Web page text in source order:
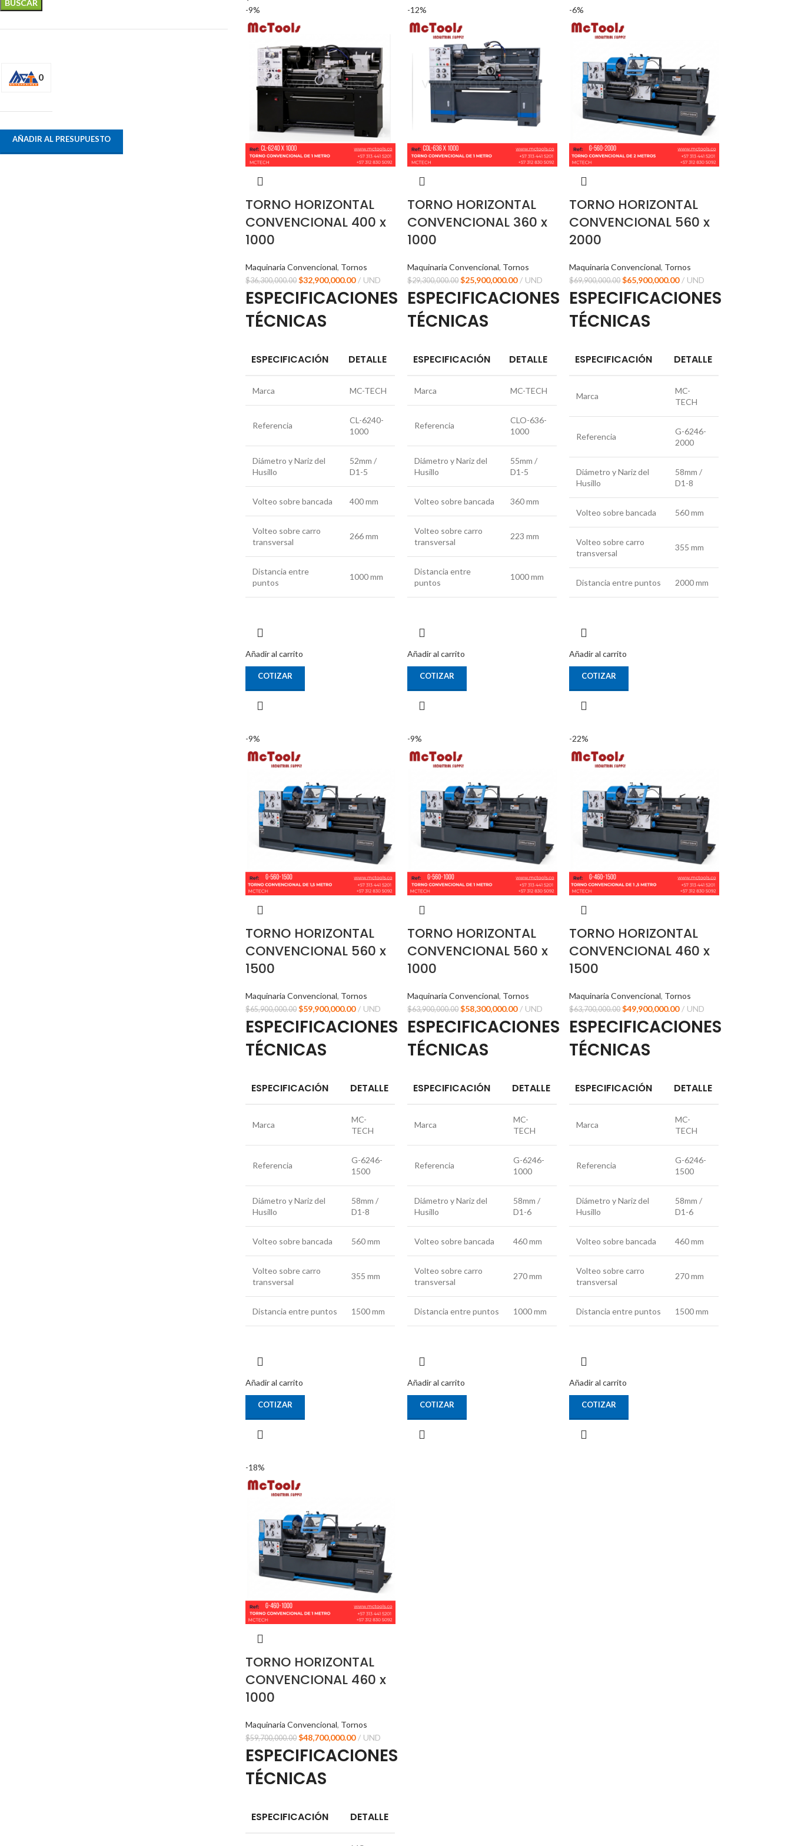
BUSCAR
0
AÑADIR AL PRESUPUESTO
-9%
TORNO HORIZONTAL
CONVENCIONAL 400 x
1000
Maquinaria Convencional, Tornos
$36,300,000.00 $32,900,000.00 UND
ESPECIFICACIONES
TÉCNICAS
ESPECIFICACIÓN DETALLE
Marca MC-TECH
Referencia
CL-6240-
1000
Diámetro y Nariz del
Husillo
52mm /
D1-5
Volteo sobre bancada 400 mm
Volteo sobre carro
transversal
266 mm
Distancia entre
puntos
1000 mm
Añadir al carrito
COTIZAR
-12%
TORNO HORIZONTAL
CONVENCIONAL 360 x
1000
Maquinaria Convencional, Tornos
$29,300,000.00 $25,900,000.00 UND
ESPECIFICACIONES
TÉCNICAS
ESPECIFICACIÓN DETALLE
Marca MC-TECH
Referencia
CLO-636-
1000
Diámetro y Nariz del
Husillo
55mm /
D1-5
Volteo sobre bancada 360 mm
Volteo sobre carro
transversal
223 mm
Distancia entre
puntos
1000 mm
Añadir al carrito
COTIZAR
-6%
TORNO HORIZONTAL
CONVENCIONAL 560 x
2000
Maquinaria Convencional, Tornos
$69,900,000.00 $65,900,000.00 UND
ESPECIFICACIONES
TÉCNICAS
ESPECIFICACIÓN DETALLE
Marca
MC-
TECH
Referencia
G-6246-
2000
Diámetro y Nariz del
Husillo
58mm /
D1-8
Volteo sobre bancada 560 mm
Volteo sobre carro
transversal
355 mm
Distancia entre puntos 2000 mm
Añadir al carrito
COTIZAR
-9%
TORNO HORIZONTAL
CONVENCIONAL 560 x
1500
Maquinaria Convencional, Tornos
$65,900,000.00 $59,900,000.00 UND
ESPECIFICACIONES
TÉCNICAS
ESPECIFICACIÓN DETALLE
Marca
MC-
TECH
Referencia
G-6246-
1500
Diámetro y Nariz del
Husillo
58mm /
D1-8
Volteo sobre bancada 560 mm
Volteo sobre carro
transversal
355 mm
Distancia entre puntos 1500 mm
Añadir al carrito
COTIZAR
-9%
TORNO HORIZONTAL
CONVENCIONAL 560 x
1000
Maquinaria Convencional, Tornos
$63,900,000.00 $58,300,000.00 UND
ESPECIFICACIONES
TÉCNICAS
ESPECIFICACIÓN DETALLE
Marca
MC-
TECH
Referencia
G-6246-
1000
Diámetro y Nariz del
Husillo
58mm /
D1-6
Volteo sobre bancada 460 mm
Volteo sobre carro
transversal
270 mm
Distancia entre puntos 1000 mm
Añadir al carrito
COTIZAR
-22%
TORNO HORIZONTAL
CONVENCIONAL 460 x
1500
Maquinaria Convencional, Tornos
$63,700,000.00 $49,900,000.00 UND
ESPECIFICACIONES
TÉCNICAS
ESPECIFICACIÓN DETALLE
Marca
MC-
TECH
Referencia
G-6246-
1500
Diámetro y Nariz del
Husillo
58mm /
D1-6
Volteo sobre bancada 460 mm
Volteo sobre carro
transversal
270 mm
Distancia entre puntos 1500 mm
Añadir al carrito
COTIZAR
-18%
TORNO HORIZONTAL
CONVENCIONAL 460 x
1000
Maquinaria Convencional, Tornos
$59,700,000.00 $48,700,000.00 UND
ESPECIFICACIONES
TÉCNICAS
ESPECIFICACIÓN DETALLE